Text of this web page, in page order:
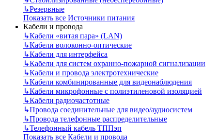
↳Резервные
Показать все Источники питания
Кабели и провода
↳Кабели «витая пара» (LAN)
↳Кабели волоконно-оптические
↳Кабели для интерфейса
↳Кабели для систем охранно-пожарной сигнализации
↳Кабели и провода электротехнические
↳Кабели комбинированные для видеонаблюдения
↳Кабели микрофонные с полиэтиленовой изоляцией
↳Кабели радиочастотные
↳Провода соединительные для видео/аудиосистем
↳Провода телефонные распределительные
↳Телефонный кабель ТППэп
Показать все Кабели и провода